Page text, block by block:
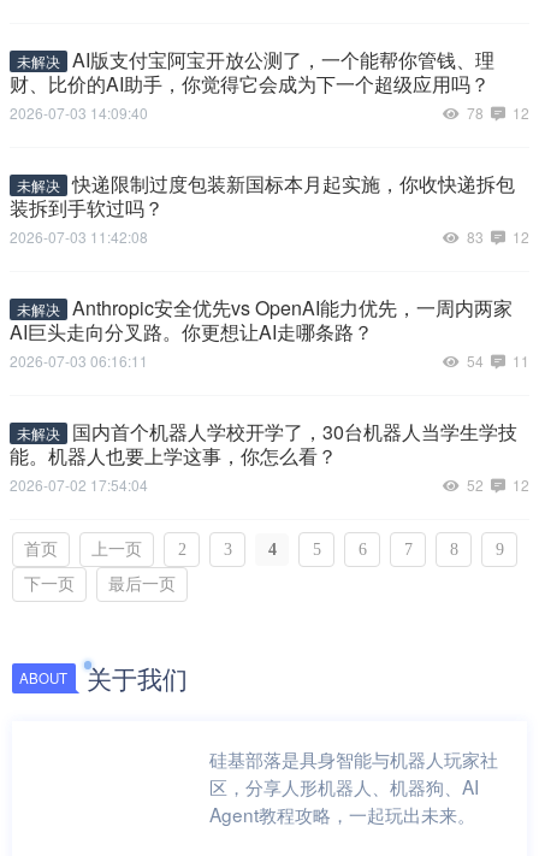
未解决 AI版支付宝阿宝开放公测了，一个能帮你管钱、理
财、比价的AI助手，你觉得它会成为下一个超级应用吗？
2026-07-03 14:09:40 78 12
未解决 快递限制过度包装新国标本月起实施，你收快递拆包
装拆到手软过吗？
2026-07-03 11:42:08 83 12
未解决 Anthropic安全优先vs OpenAI能力优先，一周内两家
AI巨头走向分叉路。你更想让AI走哪条路？
2026-07-03 06:16:11 54 11
未解决
国内首个机器人学校开学了，30台机器人当学生学技
能。机器人也要上学这事，你怎么看？
2026-07-02 17:54:04 52 12
首页 上一页 2 3 4 5 6 7 8
9
下一页
最后一页
ABOUT 关于我们
硅基部落是具身智能与机器人玩家社
区，分享人形机器人、机器狗、AI
Agent教程攻略，一起玩出未来。